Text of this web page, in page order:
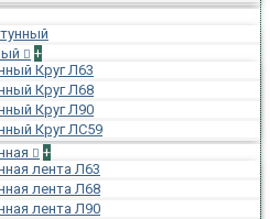
+
Круг Л63
Круг Л68
Круг Л90
Круг ЛС59
+
лента Л63
лента Л68
лента Л90